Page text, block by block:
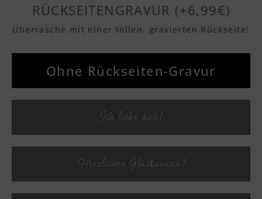
Textvorschau
Textvorschau
Textvorschau
RÜCKSEITENGRAVUR (+6,99€)
Überrasche mit einer tollen, gravierten Rückseite!
Ohne Rückseiten-Gravur
Ich liebe dich!
Herzlichen Glückwunsch!